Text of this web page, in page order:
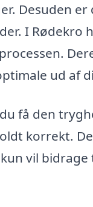
Desuden
I Rødekro
ud af
få den
korrekt.
vil